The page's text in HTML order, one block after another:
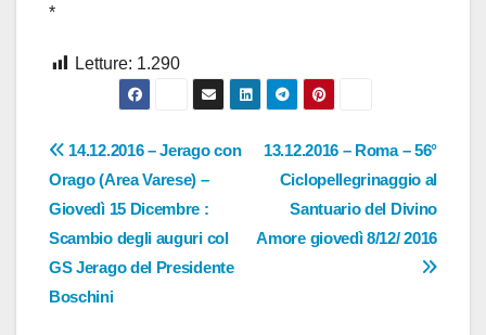
*
Letture: 1.290
Navigazione
articoli
13.12.2016 – Roma – 56°
Ciclopellegrinaggio al
Santuario del Divino
Amore giovedì 8/12/ 2016
14.12.2016 – Jerago con
Orago (Area Varese) –
Giovedì 15 Dicembre :
Scambio degli auguri col
GS Jerago del Presidente
Boschini